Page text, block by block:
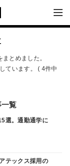
とめました。
ています。 ( 4件中
覧
選。通勤通学に
テックス採用の